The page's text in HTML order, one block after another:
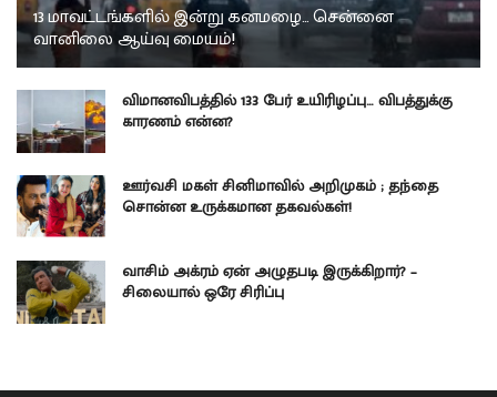
13 மாவட்டங்களில் இன்று கனமழை… சென்னை
வானிலை ஆய்வு மையம்!
விமானவிபத்தில் 133 பேர் உயிரிழப்பு… விபத்துக்கு
காரணம் என்ன?
ஊர்வசி மகள் சினிமாவில் அறிமுகம் ; தந்தை
சொன்ன உருக்கமான தகவல்கள்!
வாசிம் அக்ரம் ஏன் அழுதபடி இருக்கிறார்? –
சிலையால் ஒரே சிரிப்பு